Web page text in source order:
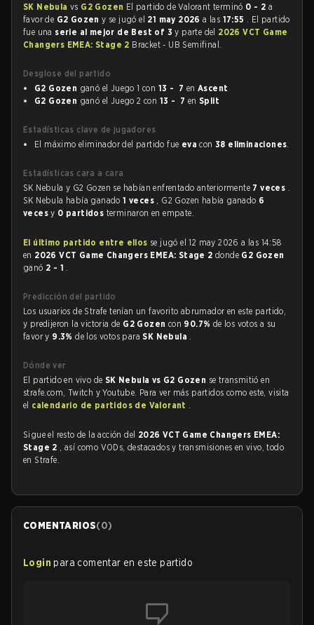
SK Nebula vs G2 Gozen El partido de Valorant terminó 0 - 2 a
favor de G2 Gozeny se jugó el 21 may 2026a las 17:55 . El partido
fue una serie al mejor de Best of 3y parte del 2026 VCT Game
Changers EMEA: Stage 2 Bracket - UB Semifinal.
Desglose del partido
G2 Gozen ganó el Juego 1 con 13 - 7 enAscent
G2 Gozen ganó el Juego 2 con 13 - 7 enSplit
Estadísticas clave de jugadores
El máximo eliminador del partido fue eva con38 eliminaciones.
Estadísticas cara a cara
SK Nebula y G2 Gozen se habían enfrentado anteriormente 7 veces .
SK Nebula había ganado1 veces , G2 Gozen había ganado 6
vecesy 0 partidos terminaron en empate.
El último partido entre ellos se jugó el 12 may 2026 a las 14:58
en 2026 VCT Game Changers EMEA: Stage 2donde G2 Gozen
ganó 2 - 1 .
Predicción del partido
Los usuarios de Strafe tenían un favorito abrumador en este partido,
y predijeron la victoria de G2 Gozen con 90.7% de los votos a su
favor y 9.3%de los votos paraSK Nebula .
Dónde ver
El partido en vivo de SK Nebula vs G2 Gozen se transmitió en
strafe.com, Twitch y Youtube. Para ver más partidos como este, visita
el calendario de partidos de Valorant .
Sigue el resto de la acción del 2026 VCT Game Changers EMEA:
Stage 2 , así como VODs, destacados y transmisiones en vivo, todo
en Strafe.
COMENTARIOS(0)
Login para comentar en este partido